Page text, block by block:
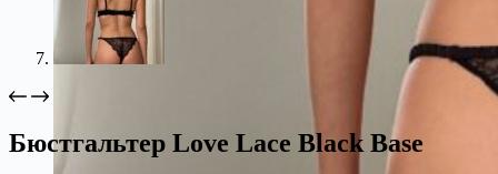
Бюстгальтер Love Lace Black Base